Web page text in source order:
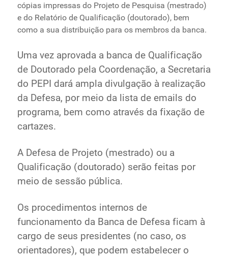
cópias impressas do Projeto de Pesquisa (mestrado)
e do Relatório de Qualificação (doutorado), bem
como a sua distribuição para os membros da banca.
Uma vez aprovada a banca de Qualificação
de Doutorado pela Coordenação, a Secretaria
do PEPI dará ampla divulgação à realização
da Defesa, por meio da lista de emails do
programa, bem como através da fixação de
cartazes.
A Defesa de Projeto (mestrado) ou a
Qualificação (doutorado) serão feitas por
meio de sessão pública.
Os procedimentos internos de
funcionamento da Banca de Defesa ficam à
cargo de seus presidentes (no caso, os
orientadores), que podem estabelecer o